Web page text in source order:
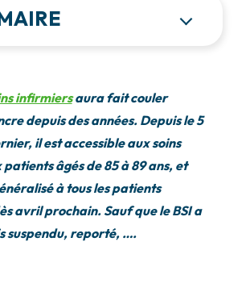
infirmiersaura fait couler
depuis des années. Depuis le 5
il est accessible aux soins
âgés de 85 à 89 ans, et
à tous les patients
avril prochain. Sauf que le BSI a
suspendu, reporté, ….